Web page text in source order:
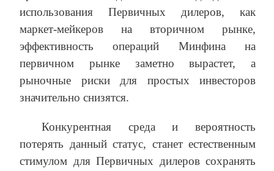
использования Первичных дилеров, как
маркет-мейкеров на вторичном рынке,
эффективность операций Минфина на
первичном рынке заметно вырастет, а
рыночные риски для простых инвесторов
значительно снизятся.
Конкурентная среда и вероятность
потерять данный статус, станет естественным
стимулом для Первичных дилеров сохранять